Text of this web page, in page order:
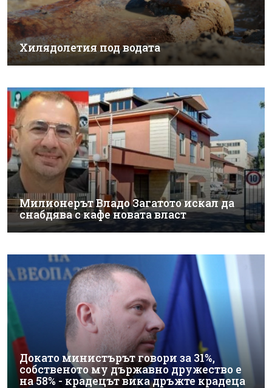
Хилядолетия под водата
Милионерът Владо Загатото искал да
снабдява с кафе новата власт
Докато министърът говори за 31%,
собственото му държавно дружество е
на 58% - крадецът вика дръжте крадеца